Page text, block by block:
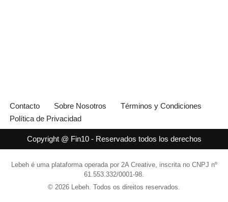
Contacto Sobre Nosotros
Términos y Condiciones
Política de Privacidad
Copyright @ Fin10 - Reservados todos los derechos
Lebeh é uma plataforma operada por 2A Creative, inscrita no CNPJ nº
61.553.332/0001-98.
© 2026 Lebeh. Todos os direitos reservados.